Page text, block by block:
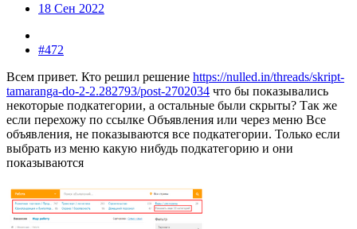
18 Сен 2022
#472
Всем привет. Кто решил решение https://nulled.in/threads/skript-
tamaranga-do-2-2.282793/post-2702034 что бы показывались
некоторые подкатегории, а остальные были скрыты? Так же
если перехожу по ссылке Объявления или через меню Все
объявления, не показываются все подкатегории. Только если
выбрать из меню какую нибудь подкатегорию и они
показываются